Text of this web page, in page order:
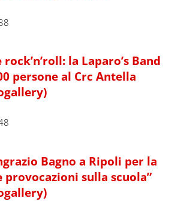
la Laparo’s Band
persone al Crc Antella
Bagno a Ripoli per la
provocazioni sulla scuola”